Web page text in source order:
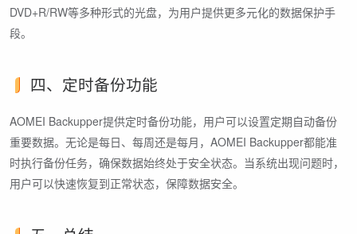
DVD+R/RW等多种形式的光盘，为用户提供更多元化的数据保护手
段。
四、定时备份功能
AOMEI Backupper提供定时备份功能，用户可以设置定期自动备份
重要数据。无论是每日、每周还是每月，AOMEI Backupper都能准
时执行备份任务，确保数据始终处于安全状态。当系统出现问题时，
用户可以快速恢复到正常状态，保障数据安全。